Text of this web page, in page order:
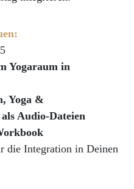
Yogaraum in
Yoga &
als Audio-Dateien
die Integration in Deinen